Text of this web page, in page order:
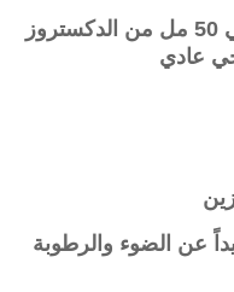
قبل التسريب الوريدي ، خفف في 50 مل من الدكستروز
عن الضوء والرطوبة